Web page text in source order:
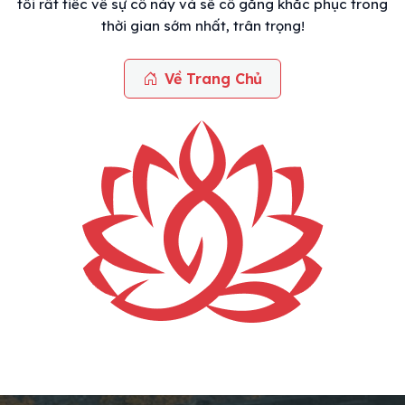
tôi rất tiếc về sự cố này và sẽ cố gắng khắc phục trong
thời gian sớm nhất, trân trọng!
Về Trang Chủ